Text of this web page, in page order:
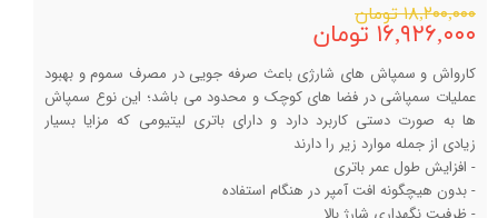
۱۸,۲۰۰,۰۰۰ تومان
۱۶,۹۲۶,۰۰۰ تومان
کارواش و سمپاش های شارژی باعث صرفه جویی در مصرف سموم و بهبود
عملیات سمپاشی در فضا های کوچک و محدود می باشد؛ این نوع سمپاش
ها به صورت دستی کاربرد دارد و دارای باتری لیتیومی که مزایا بسیار
زیادی از جمله موارد زیر را دارند
- افزایش طول عمر باتری
- بدون هیچگونه افت آمپر در هنگام استفاده